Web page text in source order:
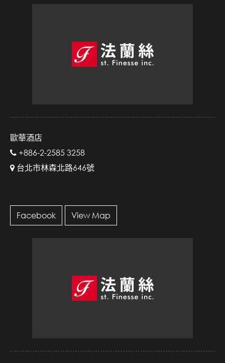
歐華酒店
+886-2-2585 3258
台北市林森北路646號
Facebook View Map